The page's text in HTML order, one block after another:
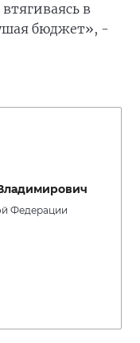
в
бюджет», -
Федерации